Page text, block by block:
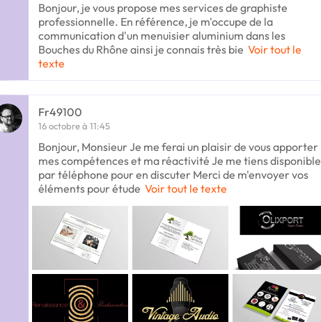
Bonjour, je vous propose mes services de graphiste
professionnelle. En référence, je m'occupe de la
communication d'un menuisier aluminium dans les
Bouches du Rhône ainsi je connais très bie Voir tout le
texte
Fr49100
16 octobre à 11:45
Bonjour, Monsieur Je me ferai un plaisir de vous apporter
mes compétences et ma réactivité Je me tiens disponible
par téléphone pour en discuter Merci de m'envoyer vos
éléments pour étude Voir tout le texte